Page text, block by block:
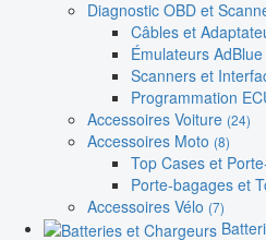
Diagnostic OBD et
Câbles et
Émulateurs AdBlue
Scanners et
Programmation
Accessoires Voiture (24)
Accessoires Moto (8)
Top Cases et
Porte-bagages et
Accessoires Vélo (7)